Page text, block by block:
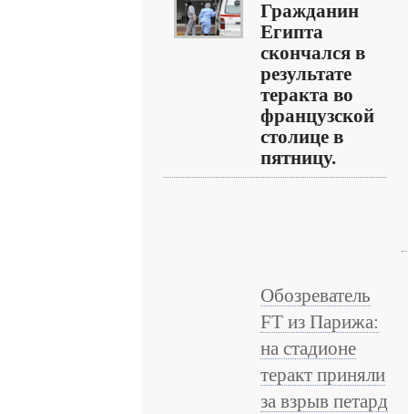
Гражданин
Египта
скончался в
результате
теракта во
французской
столице в
пятницу.
Обозреватель
FT из Парижа:
на стадионе
теракт приняли
за взрыв петард